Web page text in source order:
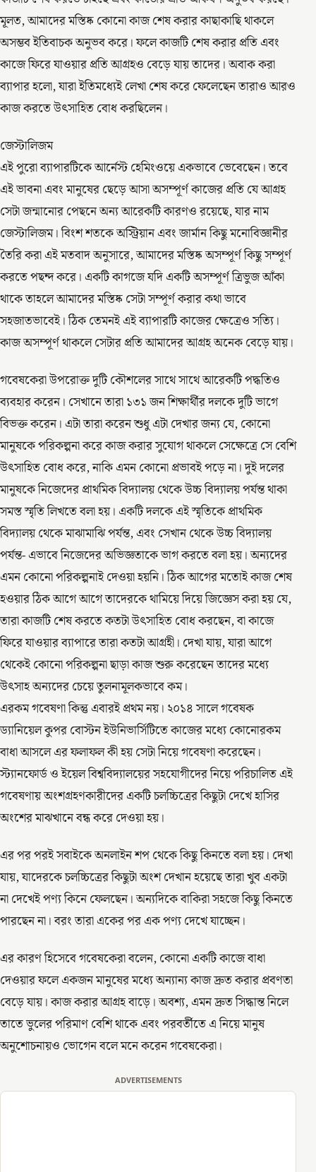
মূলত, আমাদের মস্তিষ্ক কোনো কাজ শেষ করার কাছাকাছি থাকলে
অসম্ভব ইতিবাচক অনুভব করে। ফলে কাজটি শেষ করার প্রতি এবং
কাজে ফিরে যাওয়ার প্রতি আগ্রহও বেড়ে যায় তাদের। অবাক করা
ব্যাপার হলো, যারা ইতিমধ্যেই লেখা শেষ করে ফেলেছেন তারাও আরও
কাজ করতে উৎসাহিত বোধ করছিলেন।
জেস্টালিজম
এই পুরো ব্যাপারটিকে আর্নেস্ট হেমিংওয়ে একভাবে ভেবেছেন। তবে
এই ভাবনা এবং মানুষের ছেড়ে আসা অসম্পূর্ণ কাজের প্রতি যে আগ্রহ
সেটা জন্মানোর পেছনে অন্য আরেকটি কারণও রয়েছে, যার নাম
জেস্টালিজম। বিংশ শতকে অস্ট্রিয়ান এবং জার্মান কিছু মনোবিজ্ঞানীর
তৈরি করা এই মতবাদ অনুসারে, আমাদের মস্তিষ্ক অসম্পূর্ণ কিছু সম্পূর্ণ
করতে পছন্দ করে। একটি কাগজে যদি একটি অসম্পূর্ণ ত্রিভুজ আঁকা
থাকে তাহলে আমাদের মস্তিষ্ক সেটা সম্পূর্ণ করার কথা ভাবে
সহজাতভাবেই। ঠিক তেমনই এই ব্যাপারটি কাজের ক্ষেত্রেও সত্যি।
কাজ অসম্পূর্ণ থাকলে সেটার প্রতি আমাদের আগ্রহ অনেক বেড়ে যায়।
গবেষকেরা উপরোক্ত দুটি কৌশলের সাথে সাথে আরেকটি পদ্ধতিও
ব্যবহার করেন। সেখানে তারা ১৩১ জন শিক্ষার্থীর দলকে দুটি ভাগে
বিভক্ত করেন। এটা তারা করেন শুধু এটা দেখার জন্য যে, কোনো
মানুষকে পরিকল্পনা করে কাজ করার সুযোগ থাকলে সেক্ষেত্রে সে বেশি
উৎসাহিত বোধ করে, নাকি এমন কোনো প্রভাবই পড়ে না। দুই দলের
মানুষকে নিজেদের প্রাথমিক বিদ্যালয় থেকে উচ্চ বিদ্যালয় পর্যন্ত থাকা
সমস্ত স্মৃতি লিখতে বলা হয়। একটি দলকে এই স্মৃতিকে প্রাথমিক
বিদ্যালয় থেকে মাঝামাঝি পর্যন্ত, এবং সেখান থেকে উচ্চ বিদ্যালয়
পর্যন্ত- এভাবে নিজেদের অভিজ্ঞতাকে ভাগ করতে বলা হয়। অন্যদের
এমন কোনো পরিকল্পনাই দেওয়া হয়নি। ঠিক আগের মতোই কাজ শেষ
হওয়ার ঠিক আগে আগে তাদেরকে থামিয়ে দিয়ে জিজ্ঞেস করা হয় যে,
তারা কাজটি শেষ করতে কতটা উৎসাহিত বোধ করছেন, বা কাজে
ফিরে যাওয়ার ব্যাপারে তারা কতটা আগ্রহী। দেখা যায়, যারা আগে
থেকেই কোনো পরিকল্পনা ছাড়া কাজ শুরু করেছেন তাদের মধ্যে
উৎসাহ অন্যদের চেয়ে তুলনামূলকভাবে কম।
এরকম গবেষণা কিন্তু এবারই প্রথম নয়। ২০১৪ সালে গবেষক
ড্যানিয়েল কুপর বোস্টন ইউনিভার্সিটিতে কাজের মধ্যে কোনোরকম
বাধা আসলে এর ফলাফল কী হয় সেটা নিয়ে গবেষণা করেছেন।
স্ট্যানফোর্ড ও ইয়েল বিশ্ববিদ্যালয়ের সহযোগীদের নিয়ে পরিচালিত এই
গবেষণায় অংশগ্রহণকারীদের একটি চলচ্চিত্রের কিছুটা দেখে হাসির
অংশের মাঝখানে বন্ধ করে দেওয়া হয়।
এর পর পরই সবাইকে অনলাইন শপ থেকে কিছু কিনতে বলা হয়। দেখা
যায়, যাদেরকে চলচ্চিত্রের কিছুটা অংশ দেখান হয়েছে তারা খুব একটা
না দেখেই পণ্য কিনে ফেলছেন। অন্যদিকে বাকিরা সহজে কিছু কিনতে
পারছেন না। বরং তারা একের পর এক পণ্য দেখে যাচ্ছেন।
এর কারণ হিসেবে গবেষকেরা বলেন, কোনো একটি কাজে বাধা
দেওয়ার ফলে একজন মানুষের মধ্যে অন্যান্য কাজ দ্রুত করার প্রবণতা
বেড়ে যায়। কাজ করার আগ্রহ বাড়ে। অবশ্য, এমন দ্রুত সিদ্ধান্ত নিলে
তাতে ভুলের পরিমাণ বেশি থাকে এবং পরবর্তীতে এ নিয়ে মানুষ
অনুশোচনায়ও ভোগেন বলে মনে করেন গবেষকেরা।
ADVERTISEMENTS